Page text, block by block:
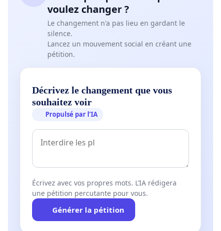
voulez changer ?
Le changement n'a pas lieu en gardant le
silence.
Lancez un mouvement social en créant une
pétition.
Décrivez le changement que vous
souhaitez voir
Propulsé par l’IA
Écrivez avec vos propres mots. L’IA rédigera
une pétition percutante pour vous.
Générer la pétition